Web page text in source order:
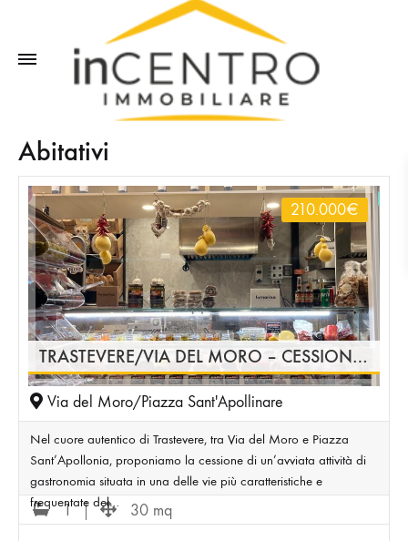
Abitativi
TRASTEVERE/VIA DEL MORO – CESSIONE DI ATTIVITÀ DI GASTRONOMIA IN POSIZIONE STRATEGICA
210.000€
Via del Moro/Piazza Sant'Apollinare
Nel cuore autentico di Trastevere, tra Via del Moro e Piazza
Sant’Apollonia, proponiamo la cessione di un’avviata attività di
gastronomia situata in una delle vie più caratteristiche e
frequentate del…
1 30 mq